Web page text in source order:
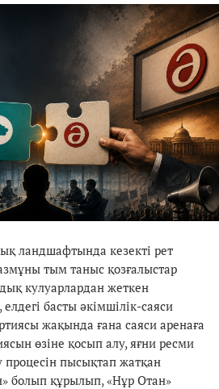
ландшафтында кезекті рет
тым таныс қозғалыстар
кулуарлардан жеткен
басты әкімшілік-саяси
жақында ғана саяси аренаға
өзіне қосып алу, яғни ресми
процесін пысықтап жатқан
болып құрылып, «Нұр Отан»